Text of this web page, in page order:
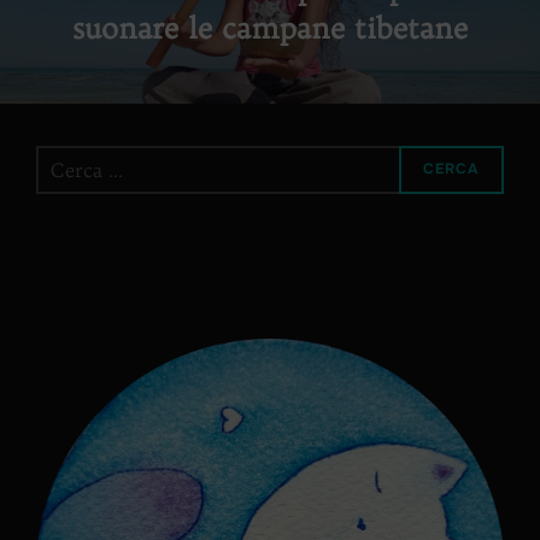
suonare le campane tibetane
per:
CERCA